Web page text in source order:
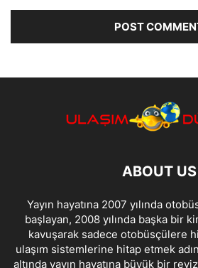
ABOUT US
Yayın hayatına 2007 yılında
başlayan, 2008 yılında başka bir
kavuşarak sadece otobüsçülere
ulaşım sistemlerine hitap etmek
altında yayın hayatına büyük bir